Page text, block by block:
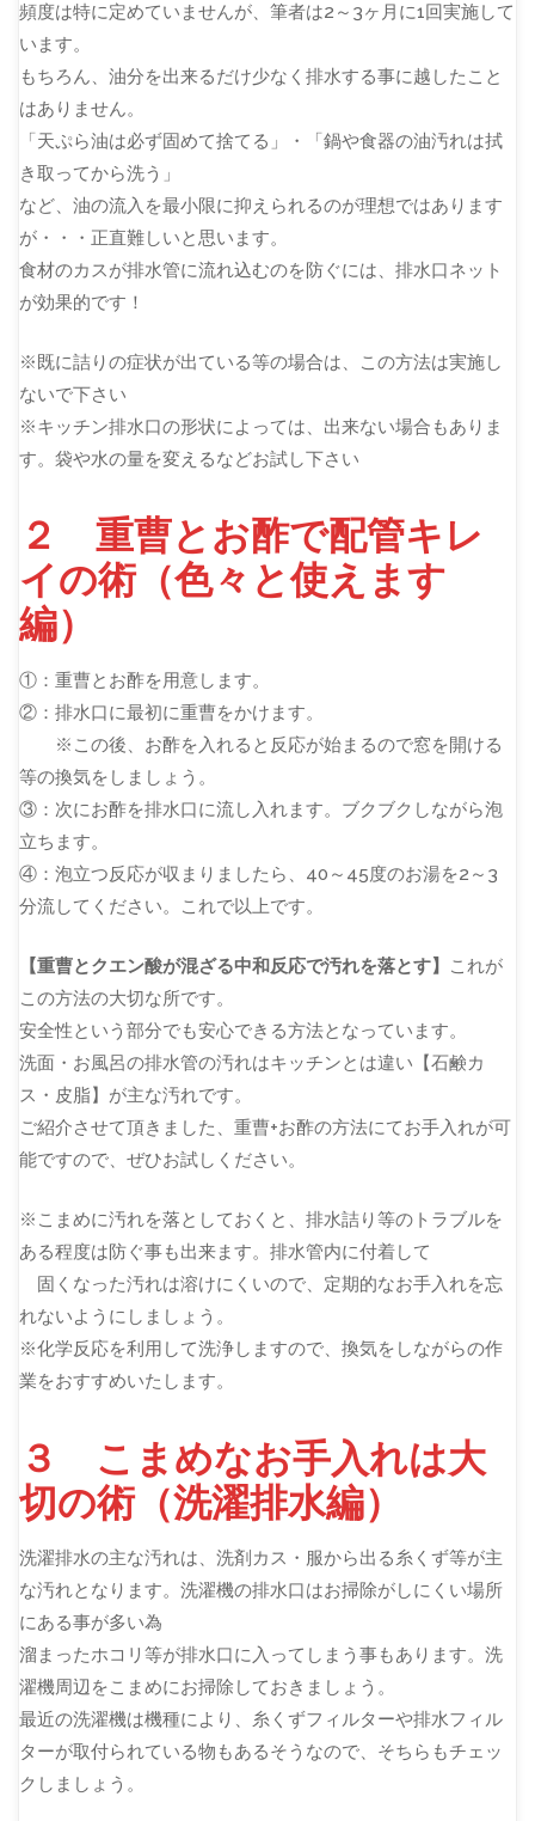
頻度は特に定めていませんが、筆者は2～3ヶ月に1回実施して
います。
もちろん、油分を出来るだけ少なく排水する事に越したこと
はありません。
「天ぷら油は必ず固めて捨てる」・「鍋や食器の油汚れは拭
き取ってから洗う」
など、油の流入を最小限に抑えられるのが理想ではあります
が・・・正直難しいと思います。
食材のカスが排水管に流れ込むのを防ぐには、排水口ネット
が効果的です！
※既に詰りの症状が出ている等の場合は、この方法は実施し
ないで下さい
※キッチン排水口の形状によっては、出来ない場合もありま
す。袋や水の量を変えるなどお試し下さい
２ 重曹とお酢で配管キレ
イの術（色々と使えます
編）
①：重曹とお酢を用意します。
②：排水口に最初に重曹をかけます。
※この後、お酢を入れると反応が始まるので窓を開ける
等の換気をしましょう。
③：次にお酢を排水口に流し入れます。ブクブクしながら泡
立ちます。
④：泡立つ反応が収まりましたら、40～45度のお湯を2～3
分流してください。これで以上です。
【重曹とクエン酸が混ざる中和反応で汚れを落とす】 これが
この方法の大切な所です。
安全性という部分でも安心できる方法となっています。
洗面・お風呂の排水管の汚れはキッチンとは違い【石鹸カ
ス・皮脂】が主な汚れです。
ご紹介させて頂きました、重曹+お酢の方法にてお手入れが可
能ですので、ぜひお試しください。
※こまめに汚れを落としておくと、排水詰り等のトラブルを
ある程度は防ぐ事も出来ます。排水管内に付着して
固くなった汚れは溶けにくいので、定期的なお手入れを忘
れないようにしましょう。
※化学反応を利用して洗浄しますので、換気をしながらの作
業をおすすめいたします。
３ こまめなお手入れは大
切の術（洗濯排水編）
洗濯排水の主な汚れは、洗剤カス・服から出る糸くず等が主
な汚れとなります。洗濯機の排水口はお掃除がしにくい場所
にある事が多い為
溜まったホコリ等が排水口に入ってしまう事もあります。洗
濯機周辺をこまめにお掃除しておきましょう。
最近の洗濯機は機種により、糸くずフィルターや排水フィル
ターが取付られている物もあるそうなので、そちらもチェッ
クしましょう。